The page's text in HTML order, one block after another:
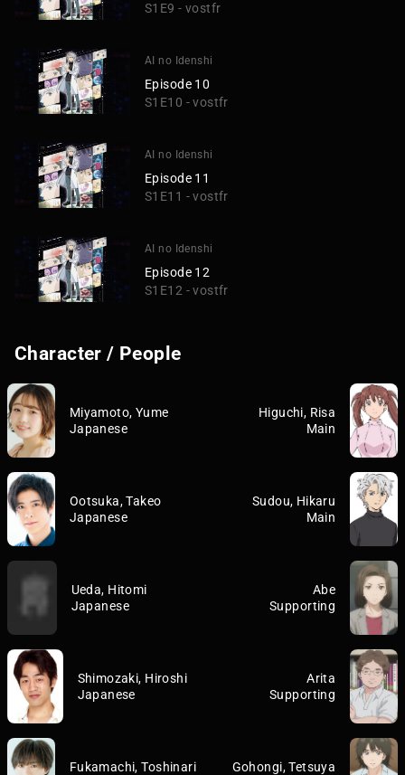
S1E9 - vostfr
AI no Idenshi
Episode 10
S1E10 - vostfr
AI no Idenshi
Episode 11
S1E11 - vostfr
AI no Idenshi
Episode 12
S1E12 - vostfr
Character / People
Miyamoto, Yume
Japanese
Higuchi, Risa
Main
Ootsuka, Takeo
Japanese
Sudou, Hikaru
Main
Ueda, Hitomi
Japanese
Abe
Supporting
Shimozaki, Hiroshi
Japanese
Arita
Supporting
Fukamachi, Toshinari
Gohongi, Tetsuya